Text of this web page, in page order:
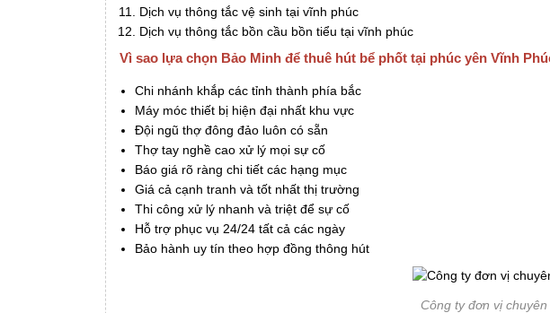
Dịch vụ thông tắc vệ sinh tại vĩnh phúc
Dịch vụ thông tắc bồn cầu bồn tiểu tại vĩnh phúc
Vì sao lựa chọn Bảo Minh để thuê hút bể phốt tại phúc yên Vĩnh
Chi nhánh khắp các tỉnh thành phía bắc
Máy móc thiết bị hiện đại nhất khu vực
Đội ngũ thợ đông đảo luôn có sẵn
Thợ tay nghề cao xử lý mọi sự cố
Báo giá rõ ràng chi tiết các hạng mục
Giá cả cạnh tranh và tốt nhất thị trường
Thi công xử lý nhanh và triệt để sự cố
Hỗ trợ phục vụ 24/24 tất cả các ngày
Bảo hành uy tín theo hợp đồng thông hút
Công ty đơn vị